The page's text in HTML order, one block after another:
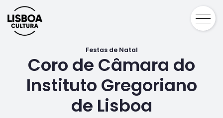
Festas de Natal
Coro de Câmara do
Instituto Gregoriano
de Lisboa